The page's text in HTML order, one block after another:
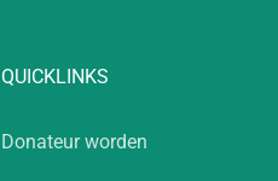
QUICKLINKS
Donateur worden